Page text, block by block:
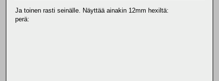
Ja toinen rasti seinälle. Näyttää ainakin 12mm hexiltä:
perä: